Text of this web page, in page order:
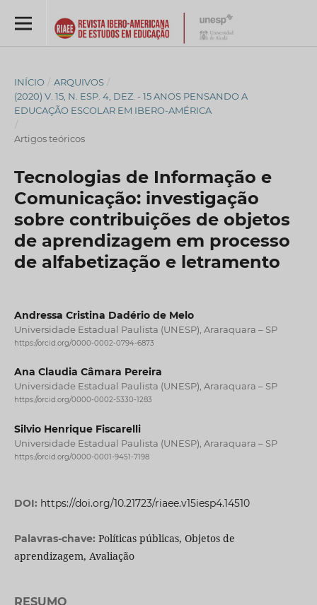
INÍCIO / ARQUIVOS /
(2020) V. 15, N. ESP. 4, DEZ. - 15 ANOS PENSANDO A
EDUCAÇÃO ESCOLAR EM IBERO-AMÉRICA
/
Artigos teóricos
Tecnologias de Informação e
Comunicação: investigação
sobre contribuições de objetos
de aprendizagem em processo
de alfabetização e letramento
Andressa Cristina Dadério de Melo
Universidade Estadual Paulista (UNESP), Araraquara – SP
https://orcid.org/0000-0002-0794-6873
Ana Claudia Câmara Pereira
Universidade Estadual Paulista (UNESP), Araraquara – SP
https://orcid.org/0000-0002-5330-1283
Silvio Henrique Fiscarelli
Universidade Estadual Paulista (UNESP), Araraquara – SP
https://orcid.org/0000-0001-9451-7198
DOI: https://doi.org/10.21723/riaee.v15iesp4.14510
Palavras-chave: Políticas públicas, Objetos de
aprendizagem, Avaliação
RESUMO